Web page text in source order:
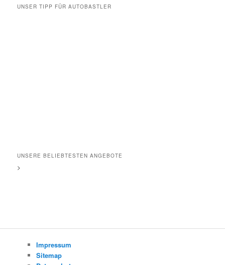
UNSER TIPP FÜR AUTOBASTLER
UNSERE BELIEBTESTEN ANGEBOTE
>
Impressum
Sitemap